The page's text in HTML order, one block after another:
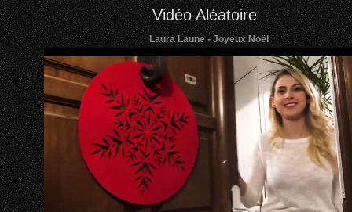
Vidéo Aléatoire
Laura Laune - Joyeux Noël